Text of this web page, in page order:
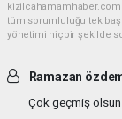
kizilcahamamhaber.com
tüm sorumluluğu tek
yönetimi hiçbir şekilde
Ramazan
Çok geçmiş olsun